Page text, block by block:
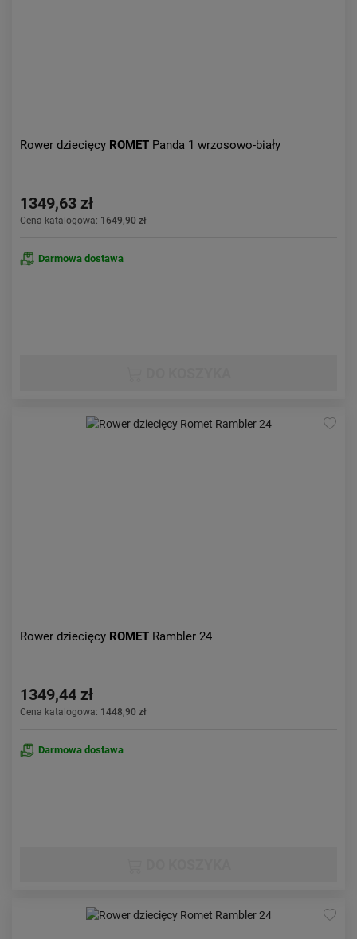
Rower dziecięcy ROMET Panda 1 wrzosowo-biały
1349,63 zł
Cena katalogowa: 1649,90 zł
Darmowa dostawa
Rower dziecięcy ROMET Rambler 24
1349,44 zł
Cena katalogowa: 1448,90 zł
Darmowa dostawa